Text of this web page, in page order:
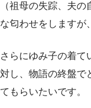
（祖母の失踪、夫
な匂わせをしますが
さらにゆみ子の着て
対し、物語の終盤で
てもらいたいです。